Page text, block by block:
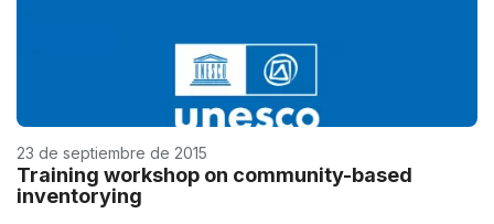
23 de septiembre de 2015
Training workshop on community-based
inventorying